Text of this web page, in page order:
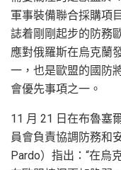
軍事裝備聯合採購項
誌着剛剛起步的防務
應對俄羅斯在烏克蘭
一，也是歐盟的國防
會優先事項之一。
11 月 21 日在布魯塞
員會負責協調防務和
Pardo）指出：“在烏